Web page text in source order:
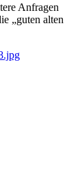
Anfragen
„guten alten